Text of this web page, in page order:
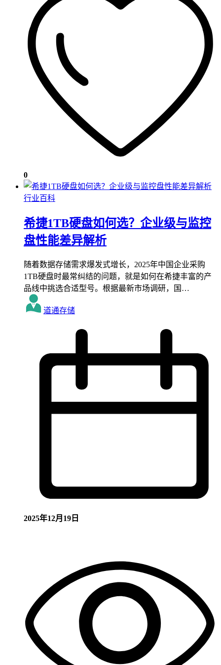
0
行业百科
希捷1TB硬盘如何选？企业级与监控
盘性能差异解析
随着数据存储需求爆发式增长，2025年中国企业采购
1TB硬盘时最常纠结的问题，就是如何在希捷丰富的产
品线中挑选合适型号。根据最新市场调研，国…
道通存储
2025年12月19日